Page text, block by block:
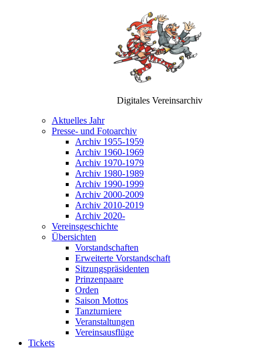
Digitales Vereinsarchiv
Aktuelles Jahr
Presse- und Fotoarchiv
Archiv 1955-1959
Archiv 1960-1969
Archiv 1970-1979
Archiv 1980-1989
Archiv 1990-1999
Archiv 2000-2009
Archiv 2010-2019
Archiv 2020-
Vereinsgeschichte
Übersichten
Vorstandschaften
Erweiterte Vorstandschaft
Sitzungspräsidenten
Prinzenpaare
Orden
Saison Mottos
Tanzturniere
Veranstaltungen
Vereinsausflüge
Tickets